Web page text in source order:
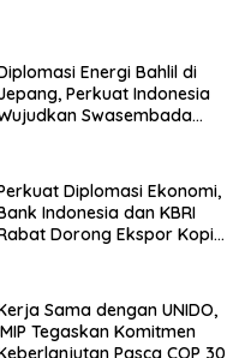
Energi Bahlil di
Perkuat Indonesia
Swasembada
Diplomasi Ekonomi,
Indonesia dan KBRI
Dorong Ekspor Kopi
Sama dengan UNIDO,
Tegaskan Komitmen
Pasca COP 30